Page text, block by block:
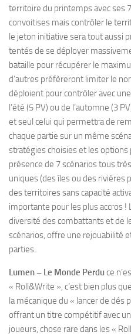
territoire du printemps avec ses
convoitises mais contrôler le
le jeton initiative sera tout aussi
tentés de se déployer
bataille pour récupérer le
d’autres préfèreront limiter le
déploient pour contrôler avec
l’été (5 PV) ou de l’automne (3
et seul celui qui permettra de
chaque partie sur un même
stratégies choisies et les options
présence de 7 scénarios tous
uniques (des îles ou des rivières
des territoires sans capacité
importante pour les plus accros !
diversité des combattants et de
scénarios, offre une rejouabilité
parties.
Lumen – Le Monde Perduce
« Roll&Write », c’est bien plus
la mécanique du « lancer de dés
offrant un titre compétitif avec
joueurs, chose rare dans les «